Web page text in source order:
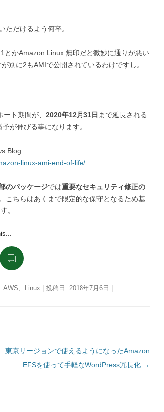
ただけるよう何卒。
かAmazon Linux 無印だと微妙に通りが悪い
別に2もAMIで公開されているわけですし。
ト期間が、 2020年12月31日 まで延長される
が伸びる事になります。
Blog
linux-ami-end-of-life/
のパッケージでは重要なセキュリティ修正の
こちらはあくまで限定的な保守となるため基
。
AWS、 Linux | 投稿日: 2018年7月6日
東京リージョンで使えるようになったAmazon
EFSを使って手軽なWordPress冗長化 →